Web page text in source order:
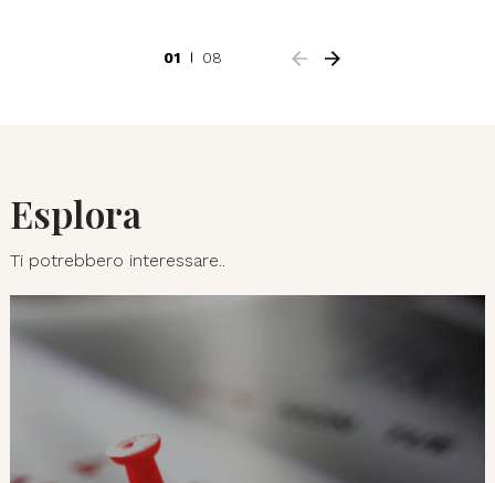
01 08
Esplora
Ti potrebbero interessare..